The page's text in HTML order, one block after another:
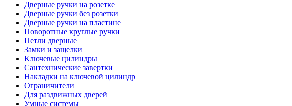
Дверные ручки на розетке
Дверные ручки без розетки
Дверные ручки на пластине
Поворотные круглые ручки
Петли дверные
Замки и защелки
Ключевые цилиндры
Сантехнические завертки
Накладки на ключевой цилиндр
Ограничители
Для раздвижных дверей
Умные системы